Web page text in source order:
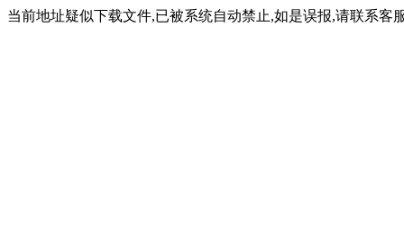
当前地址疑似下载文件,已被系统自动禁止,如是误报,请联系客